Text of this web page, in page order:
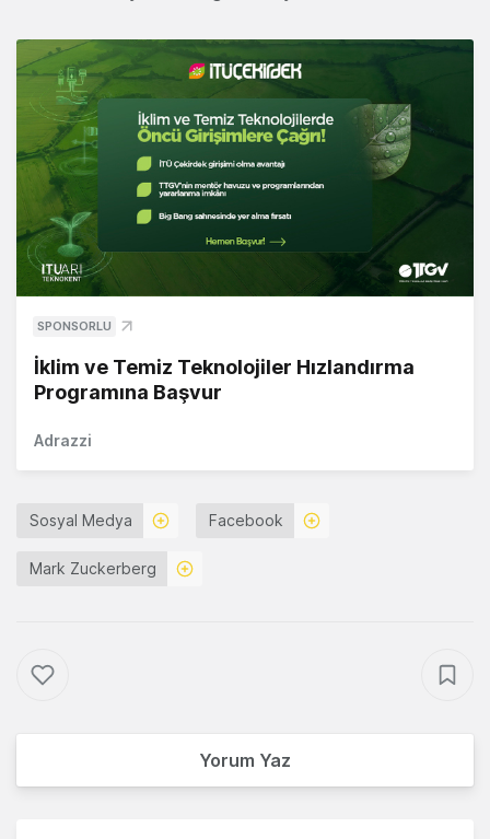
SPONSORLU
İklim ve Temiz Teknolojiler Hızlandırma
Programına Başvur
Adrazzi
Sosyal Medya Facebook
Mark Zuckerberg
Yorum Yaz